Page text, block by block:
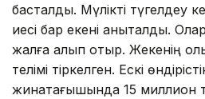
басталды. Мүлікті түгелдеу
иесі бар екені анықталды.
жалға алып отыр. Жекенің
телімі тіркелген. Ескі
жинақтағышында 15 миллион